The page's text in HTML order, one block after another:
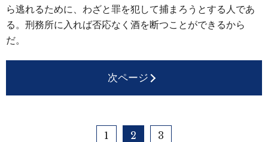
ら逃れるために、わざと罪を犯して捕まろうとする人であ
る。刑務所に入れば否応なく酒を断つことができるから
だ。
次ページ
1 2 3